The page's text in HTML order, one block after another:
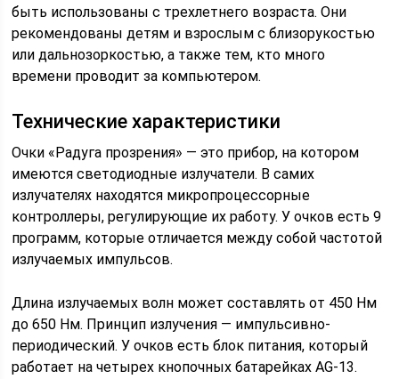
быть использованы с трехлетнего возраста. Они
рекомендованы детям и взрослым с близорукостью
или дальнозоркостью, а также тем, кто много
времени проводит за компьютером.
Технические характеристики
Очки «Радуга прозрения» — это прибор, на котором
имеются светодиодные излучатели. В самих
излучателях находятся микропроцессорные
контроллеры, регулирующие их работу. У очков есть 9
программ, которые отличается между собой частотой
излучаемых импульсов.
Длина излучаемых волн может составлять от 450 Нм
до 650 Нм. Принцип излучения — импульсивно-
периодический. У очков есть блок питания, который
работает на четырех кнопочных батарейках AG-13.